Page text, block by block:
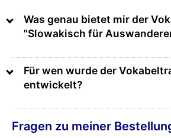
Was genau bietet mir der
"Slowakisch für
Für wen wurde der
entwickelt?
Fragen zu meiner